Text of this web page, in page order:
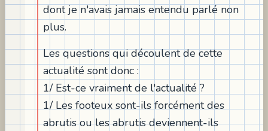
dont je n'avais jamais entendu parlé non
plus.
Les questions qui découlent de cette
actualité sont donc :
1/ Est-ce vraiment de l'actualité ?
1/ Les footeux sont-ils forcément des
abrutis ou les abrutis deviennent-ils